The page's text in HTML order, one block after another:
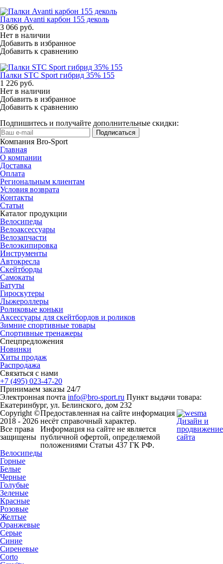
Палки Avanti карбон 155 деколь
3 066 руб.
Нет в наличии
Добавить в избранное
Добавить к сравнению
Палки STC Sport гибрид 35% 155
1 226 руб.
Нет в наличии
Добавить в избранное
Добавить к сравнению
Подпишитесь и получайте дополнительные скидки:
Подписаться
Компания Bro-Sport
Главная
О компании
Доставка
Оплата
Региональным клиентам
Условия возврата
Контакты
Статьи
Каталог продукции
Велосипеды
Велоаксессуары
Велозапчасти
Велоэкипировка
Инструменты
Автокресла
Скейтборды
Самокаты
Батуты
Гироскутеры
Лыжероллеры
Роликовые коньки
Аксессуары для скейтбордов и роликов
Зимние спортивные товары
Спортивные тренажеры
Спецпредложения
Новинки
Хиты продаж
Распродажа
Связаться с нами
+7 (495) 023-47-20
Принимаем заказы 24/7
Электронная почта info@bro-sport.ru Пункт выдачи товара:
Екатеринбург, ул. Белинского, дом 232
Copyright ©
2018 - 2026
Все права
защищены
Предоставленная на сайте информация
несёт справочный характер.
Информация на сайте не является
публичной офертой, определяемой
положениями Статьи 437 ГК РФ.
Дизайн и
продвижение
сайта
Велосипеды
Горные
Белые
Черные
Голубые
Зеленые
Красные
Розовые
Желтые
Оранжевые
Серые
Синие
Сиреневые
Corto